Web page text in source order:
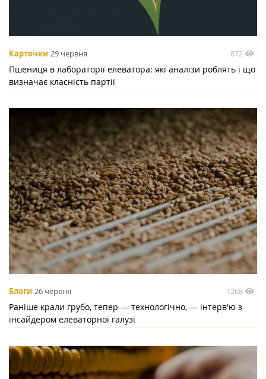
Карточки 29 червня 872
Пшениця в лабораторії елеватора: які аналізи роблять і що
визначає класність партії
Блоги 26 червня 1268
Раніше крали грубо, тепер — технологічно, — інтерв'ю з
інсайдером елеваторної галузі